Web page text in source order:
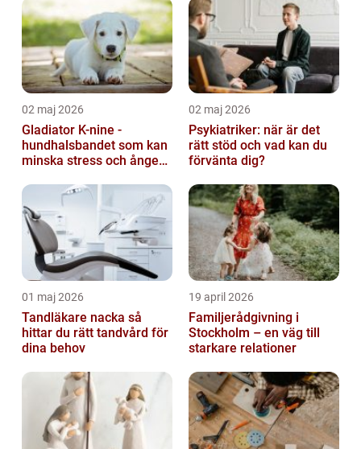
02 maj 2026
Gladiator K-nine -
hundhalsbandet som kan
minska stress och ångest
02 maj 2026
Psykiatriker: när är det
rätt stöd och vad kan du
förvänta dig?
01 maj 2026
Tandläkare nacka så
hittar du rätt tandvård för
dina behov
19 april 2026
Familjerådgivning i
Stockholm – en väg till
starkare relationer